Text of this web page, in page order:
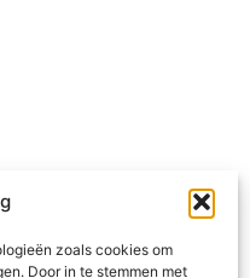
zoals cookies om
Door in te stemmen met